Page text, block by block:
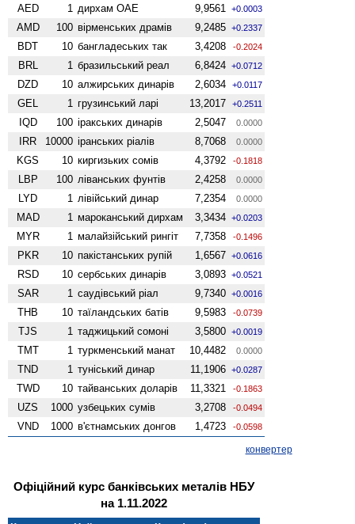
AED
1 дирхам ОАЕ 9,9561 +0.0003
AMD 100 вiрменських драмів 9,2485 +0.2337
BDT 10 бангладеських так 3,4208 -0.2024
BRL 1 бразильський реал 6,8424 +0.0712
DZD 10 алжирських динарів 2,6034 +0.0117
GEL 1 грузинський ларі 13,2017 +0.2511
IQD 100 іракських динарів 2,5047 0.0000
IRR 10000 іранських ріалів 8,7068 0.0000
KGS 10 киргизьких сомів 4,3792 -0.1818
LBP 100 ліванських фунтів 2,4258 0.0000
LYD 1 лівійський динар 7,2354 0.0000
MAD 1 мароканський дирхам 3,3434 +0.0203
MYR 1 малайзійський рингіт 7,7358 -0.1496
PKR 10 пакістанських рупій 1,6567 +0.0616
RSD 10 сербських динарів 3,0893 +0.0521
SAR 1 саудівський ріал 9,7340 +0.0016
THB 10 таїландських батів 9,5983 -0.0739
TJS 1 таджицький сомоні 3,5800 +0.0019
TMT 1 туркменський манат 10,4482 0.0000
TND 1 туніський динар 11,1906 +0.0287
TWD 10 тайванських доларів 11,3321 -0.1863
UZS 1000 узбецьких сумів 3,2708 -0.0494
VND 1000 в'єтнамських донгов 1,4723 -0.0598
конвертер
Офіційний курс банківських металів НБУ
на 1.11.2022